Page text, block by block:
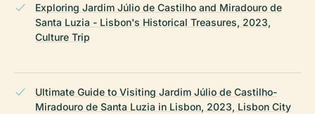
Exploring Jardim Júlio de Castilho and Miradouro de
Santa Luzia - Lisbon's Historical Treasures, 2023,
Culture Trip
Ultimate Guide to Visiting Jardim Júlio de Castilho-
Miradouro de Santa Luzia in Lisbon, 2023, Lisbon City